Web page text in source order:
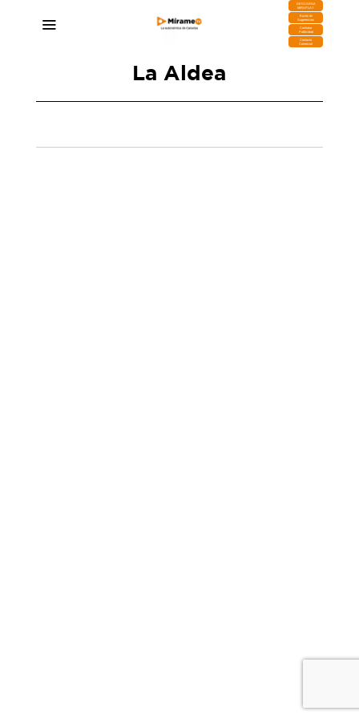
DESCARGA
MIRAPLAY
Buzón de
Sugerencias
Contratar
Publicidad
Contacto
Comercial
La Aldea